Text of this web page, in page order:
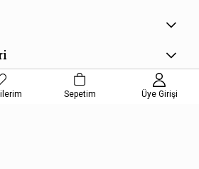
haberdar olmak için e-bültenimize
Sepetim Üye Girişi